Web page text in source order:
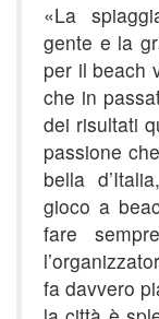
«La
gente e la
per il beach
che in
dei risultati
passione
bella
gioco a
fare
fa davvero